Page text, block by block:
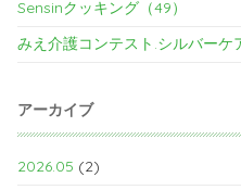
Sensinクッキング（49）
みえ介護コンテスト.シルバーケ
アーカイブ
2026.05 (2)